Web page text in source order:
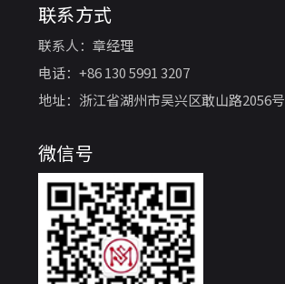
联系方式
联系人：章经理
电话：+86 130 5991 3207
地址：浙江省湖州市吴兴区敢山路2056号
微信号